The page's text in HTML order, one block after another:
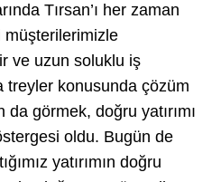
Tırsan’ı her zaman
müşterilerimizle
ve uzun soluklu iş
treyler konusunda çözüm
da görmek, doğru yatırımı
oldu. Bugün de
yatırımın doğru